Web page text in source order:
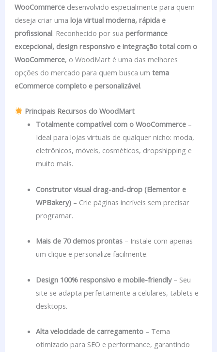
WooCommerce desenvolvido especialmente para quem
deseja criar uma loja virtual moderna, rápida e
profissional. Reconhecido por sua performance
excepcional, design responsivo e integração total com o
WooCommerce, o WoodMart é uma das melhores
opções do mercado para quem busca um tema
eCommerce completo e personalizável.
Principais Recursos do WoodMart
Totalmente compatível com o WooCommerce–
Ideal para lojas virtuais de qualquer nicho: moda,
eletrônicos, móveis, cosméticos, dropshipping e
muito mais.
Construtor visual drag-and-drop (Elementor e
WPBakery)– Crie páginas incríveis sem precisar
programar.
Mais de 70 demos prontas– Instale com apenas
um clique e personalize facilmente.
Design 100% responsivo e mobile-friendly– Seu
site se adapta perfeitamente a celulares, tablets e
desktops.
Alta velocidade de carregamento– Tema
otimizado para SEO e performance, garantindo